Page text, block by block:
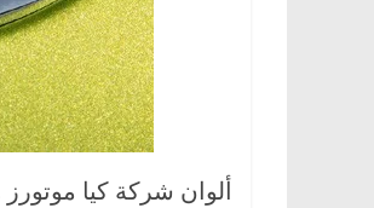
ألوان شركة كيا